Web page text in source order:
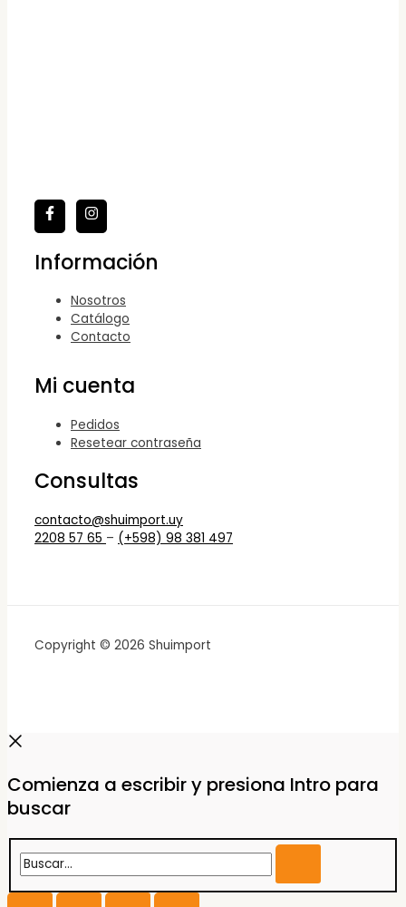
Información
Nosotros
Catálogo
Contacto
Mi cuenta
Pedidos
Resetear contraseña
Consultas
contacto@shuimport.uy
2208 57 65 – (+598) 98 381 497
Copyright © 2026 Shuimport
Comienza a escribir y presiona Intro para
buscar
Buscar...